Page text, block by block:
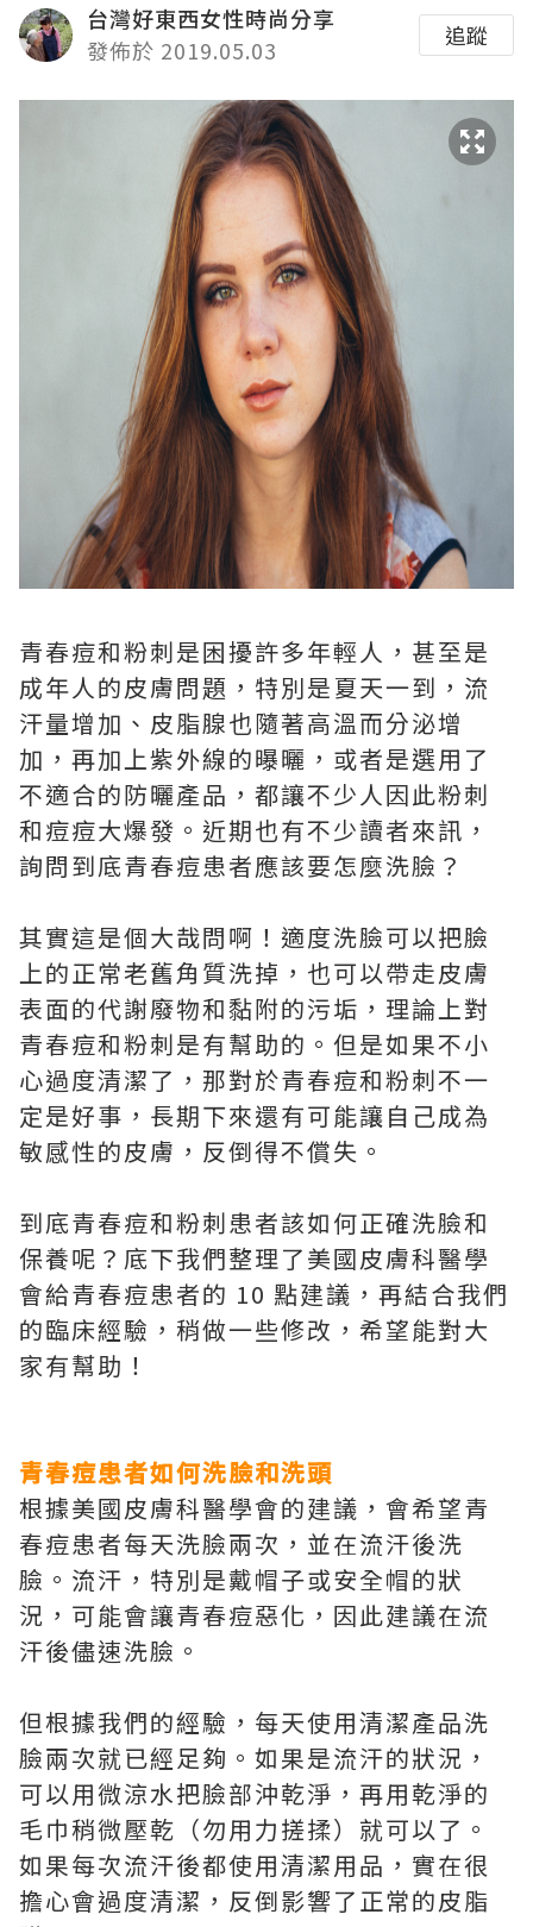
台灣好東西女性時尚分享
發佈於 2019.05.03
追蹤
青春痘和粉刺是困擾許多年輕人，甚至是
成年人的皮膚問題，特別是夏天一到，流
汗量增加、皮脂腺也隨著高溫而分泌增
加，再加上紫外線的曝曬，或者是選用了
不適合的防曬產品，都讓不少人因此粉刺
和痘痘大爆發。近期也有不少讀者來訊，
詢問到底青春痘患者應該要怎麼洗臉？
其實這是個大哉問啊！適度洗臉可以把臉
上的正常老舊角質洗掉，也可以帶走皮膚
表面的代謝廢物和黏附的污垢，理論上對
青春痘和粉刺是有幫助的。但是如果不小
心過度清潔了，那對於青春痘和粉刺不一
定是好事，長期下來還有可能讓自己成為
敏感性的皮膚，反倒得不償失。
到底青春痘和粉刺患者該如何正確洗臉和
保養呢？底下我們整理了美國皮膚科醫學
會給青春痘患者的 10 點建議，再結合我們
的臨床經驗，稍做一些修改，希望能對大
家有幫助！
青春痘患者如何洗臉和洗頭
根據美國皮膚科醫學會的建議，會希望青
春痘患者每天洗臉兩次，並在流汗後洗
臉。流汗，特別是戴帽子或安全帽的狀
況，可能會讓青春痘惡化，因此建議在流
汗後儘速洗臉。
但根據我們的經驗，每天使用清潔產品洗
臉兩次就已經足夠。如果是流汗的狀況，
可以用微涼水把臉部沖乾淨，再用乾淨的
毛巾稍微壓乾（勿用力搓揉）就可以了。
如果每次流汗後都使用清潔用品，實在很
擔心會過度清潔，反倒影響了正常的皮脂